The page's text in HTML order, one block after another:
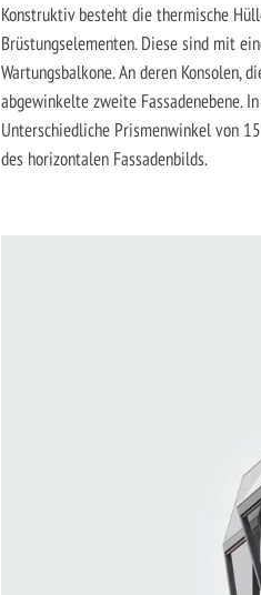
Konstruktiv besteht die thermische
Brüstungselementen. Diese sind mit
Wartungsbalkone. An deren Konsolen,
abgewinkelte zweite Fassadenebene.
Unterschiedliche Prismenwinkel von
des horizontalen Fassadenbilds.